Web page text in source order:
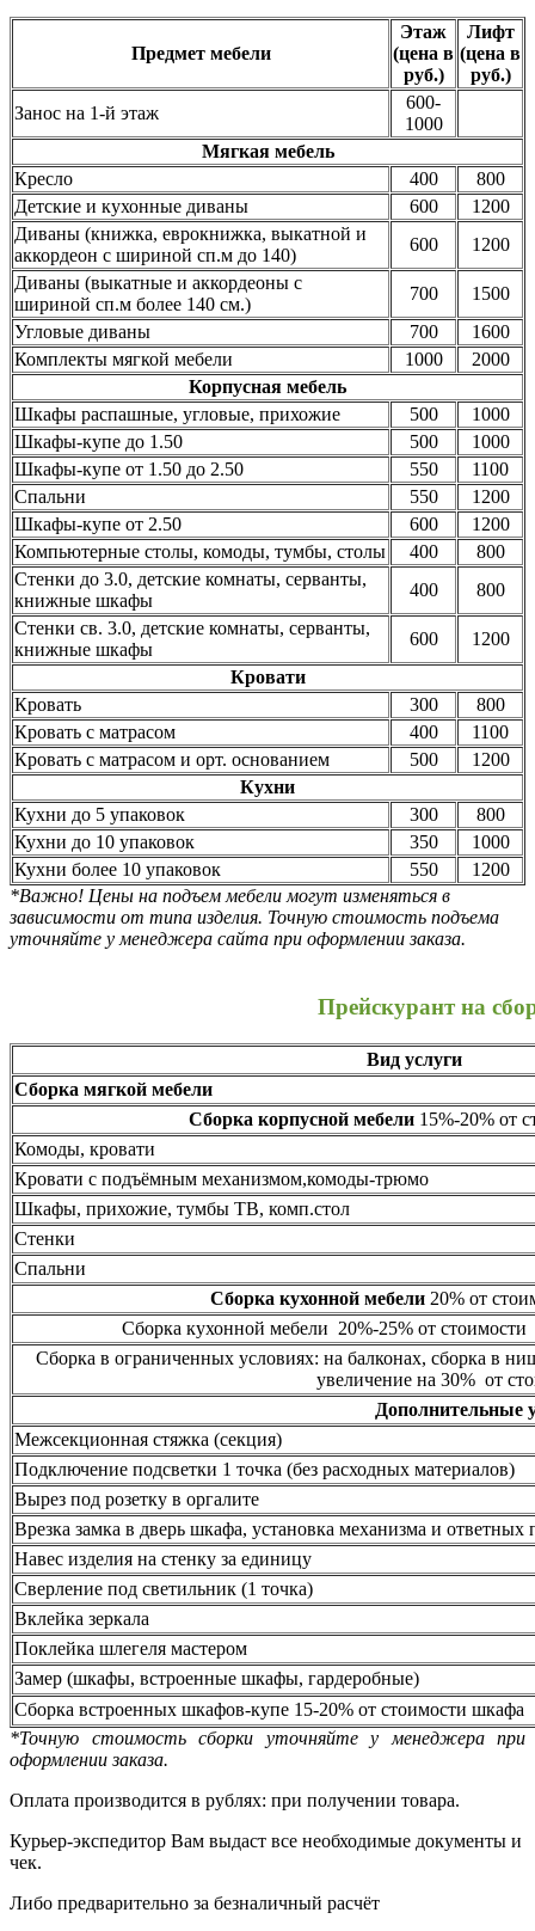
Предмет мебели
Этаж
(цена в
руб.)
Лифт
(цена в
руб.)
Занос на 1-й этаж
600-
1000
Мягкая мебель
Кресло
400
800
Детские и кухонные диваны
600
1200
Диваны (книжка, еврокнижка, выкатной и
аккордеон с шириной сп.м до 140)
600
1200
Диваны (выкатные и аккордеоны с
шириной сп.м более 140 см.)
700
1500
Угловые диваны
700
1600
Комплекты мягкой мебели
1000
2000
Корпусная мебель
Шкафы распашные, угловые, прихожие
500
1000
Шкафы-купе до 1.50
500
1000
Шкафы-купе от 1.50 до 2.50
550
1100
Спальни
550
1200
Шкафы-купе от 2.50
600
1200
Компьютерные столы, комоды, тумбы, столы
400
800
Стенки до 3.0, детские комнаты, серванты,
книжные шкафы
400
800
Стенки св. 3.0, детские комнаты, серванты,
книжные шкафы
600
1200
Кровати
Кровать
300
800
Кровать с матрасом
400
1100
Кровать с матрасом и орт. основанием
500
1200
Кухни
Кухни до 5 упаковок
300
800
Кухни до 10 упаковок
350
1000
Кухни более 10 упаковок
550
1200
*Важно! Цены на подъем мебели могут изменяться в
зависимости от типа изделия. Точную стоимость подъема
уточняйте у менеджера сайта при оформлении заказа.
Прейскурант на
Вид услуги
Сборка мягкой мебели
Сборка корпусной мебели15%-20% от
Комоды, кровати
Кровати с подъёмным механизмом,комоды-трюмо
Шкафы, прихожие, тумбы ТВ, комп.стол
Стенки
Спальни
Сборка кухонной мебели20% от
Сборка кухонной мебели 20%-25% от стоимости
Сборка в ограниченных условиях: на балконах, сборка в
увеличение на 30% от
Дополнительные
Межсекционная стяжка (секция)
Подключение подсветки 1 точка (без расходных материалов)
Вырез под розетку в оргалите
Врезка замка в дверь шкафа, установка механизма и ответных
Навес изделия на стенку за единицу
Сверление под светильник (1 точка)
Вклейка зеркала
Поклейка шлегеля мастером
Замер (шкафы, встроенные шкафы, гардеробные)
Сборка встроенных шкафов-купе 15-20% от стоимости шкафа
*Точную стоимость сборки уточняйте у менеджера при
оформлении заказа.
Оплата производится в рублях: при получении товара.
Курьер-экспедитор Вам выдаст все необходимые документы и
чек.
Либо предварительно за безналичный расчёт